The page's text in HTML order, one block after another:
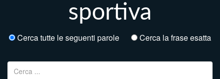
sportiva
Cerca tutte le seguenti parole Cerca la frase esatta
Ricerca per: